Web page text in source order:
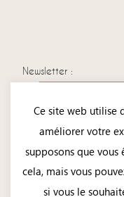
Newsletter :
Ce site web utilise
améliorer votre
supposons que vous
cela, mais vous
si vous le